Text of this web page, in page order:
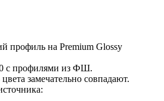
профиль на Premium Glossy
c профилями из ФШ.
замечательно совпадают.